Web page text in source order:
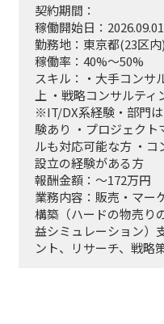
契約期間：
稼働開始日：2026.09.01
勤務地：東京都(23区内)
稼働率：40%～50%
スキル：・大手コンサ
上 ・戦略コンサルテ
※IT/DX系経験・部門
験あり ・プロジェク
ルも対応可能な方 ・
設立の経験がある方
報酬金額：～172万円
業務内容：販売・マー
構築（ハードの物売り
益シミュレーション）
ント、リサーチ、戦略